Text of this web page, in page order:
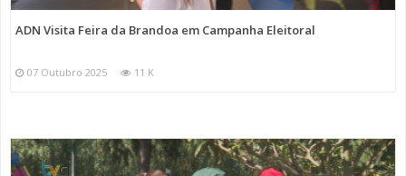
ADN Visita Feira da Brandoa em Campanha Eleitoral
07 Outubro 2025 11 K